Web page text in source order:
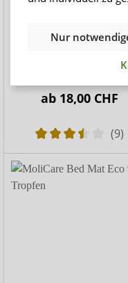
Frottee gesäumt
Bettauflage mit PVC-
ab 18,00 CHF
(9)
Nur